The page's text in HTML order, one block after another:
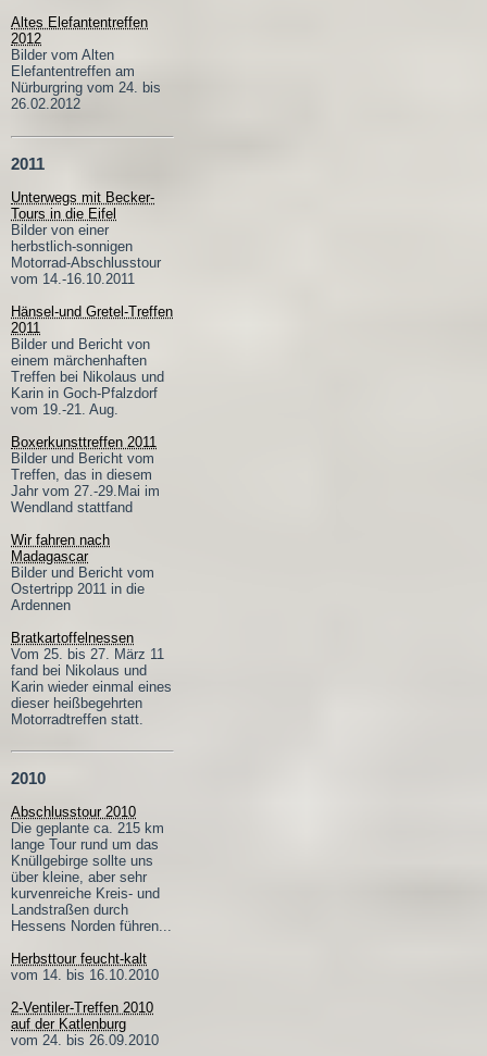
Altes Elefantentreffen
2012
Bilder vom Alten
Elefantentreffen am
Nürburgring vom 24. bis
26.02.2012
2011
Unterwegs mit Becker-
Tours in die Eifel
Bilder von einer
herbstlich-sonnigen
Motorrad-Abschlusstour
vom 14.-16.10.2011
Hänsel-und Gretel-Treffen
2011
Bilder und Bericht von
einem märchenhaften
Treffen bei Nikolaus und
Karin in Goch-Pfalzdorf
vom 19.-21. Aug.
Boxerkunsttreffen 2011
Bilder und Bericht vom
Treffen, das in diesem
Jahr vom 27.-29.Mai im
Wendland stattfand
Wir fahren nach
Madagascar
Bilder und Bericht vom
Ostertripp 2011 in die
Ardennen
Bratkartoffelnessen
Vom 25. bis 27. März 11
fand bei Nikolaus und
Karin wieder einmal eines
dieser heißbegehrten
Motorradtreffen statt.
2010
Abschlusstour 2010
Die geplante ca. 215 km
lange Tour rund um das
Knüllgebirge sollte uns
über kleine, aber sehr
kurvenreiche Kreis- und
Landstraßen durch
Hessens Norden führen...
Herbsttour feucht-kalt
vom 14. bis 16.10.2010
2-Ventiler-Treffen 2010
auf der Katlenburg
vom 24. bis 26.09.2010